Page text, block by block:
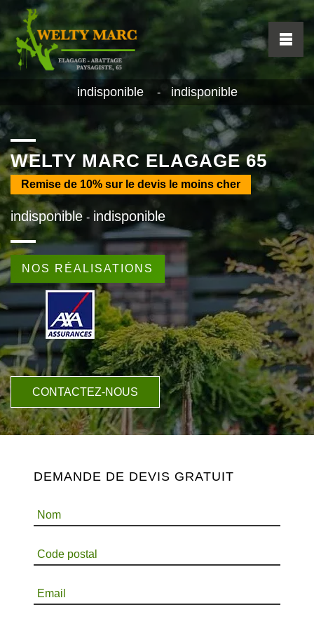
indisponible - indisponible
WELTY MARC ELAGAGE 65
Remise de 10% sur le devis le moins cher
indisponible - indisponible
NOS RÉALISATIONS
CONTACTEZ-NOUS
DEMANDE DE DEVIS GRATUIT
Nom
Code postal
Email